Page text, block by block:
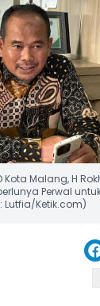
Kota Malang, H
Perwal
Lutfia/Ketik.com)